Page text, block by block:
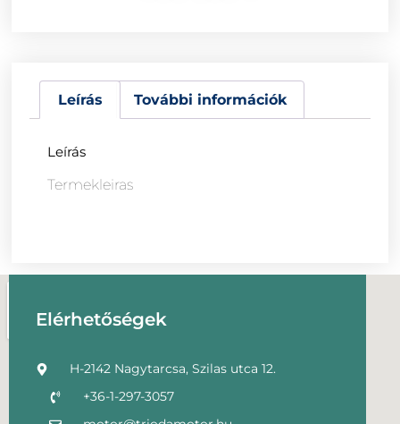
Leírás További információk
Leírás
Termekleiras
Elérhetőségek
H-2142 Nagytarcsa, Szilas utca 12.
+36-1-297-3057